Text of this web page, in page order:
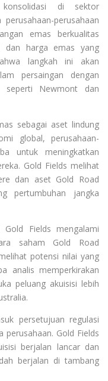
di sektor
perusahaan
emas berkualitas
dan harga emas yang
langkah ini akan
persaingan dengan
seperti Newmont dan
sebagai aset lindung
global, perusahaan-
untuk meningkatkan
Gold Fields melihat
dan aset Gold Road
pertumbuhan jangka
Gold Fields mengalami
saham Gold Road
potensi nilai yang
analis memperkirakan
peluang akuisisi lebih
persetujuan regulasi
Gold Fields
berjalan lancar dan
berjalan di tambang